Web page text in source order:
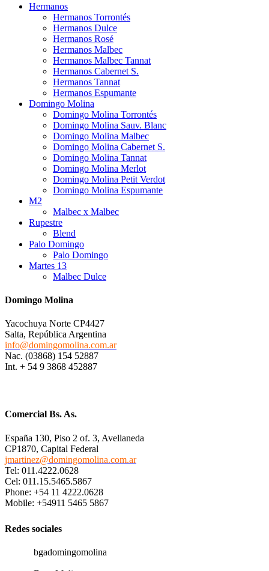
Hermanos
Hermanos Torrontés
Hermanos Dulce
Hermanos Rosé
Hermanos Malbec
Hermanos Malbec Tannat
Hermanos Cabernet S.
Hermanos Tannat
Hermanos Espumante
Domingo Molina
Domingo Molina Torrontés
Domingo Molina Sauv. Blanc
Domingo Molina Malbec
Domingo Molina Cabernet S.
Domingo Molina Tannat
Domingo Molina Merlot
Domingo Molina Petit Verdot
Domingo Molina Espumante
M2
Malbec x Malbec
Rupestre
Blend
Palo Domingo
Palo Domingo
Martes 13
Malbec Dulce
Domingo Molina
Yacochuya Norte CP4427
Salta, República Argentina
info@domingomolina.com.ar
Nac. (03868) 154 52887
Int. + 54 9 3868 452887
Comercial Bs. As.
España 130, Piso 2 of. 3, Avellaneda
CP1870, Capital Federal
jmartinez@domingomolina.com.ar
Tel: 011.4222.0628
Cel: 011.15.5465.5867
Phone: +54 11 4222.0628
Mobile: +54911 5465 5867
Redes sociales
bgadomingomolina